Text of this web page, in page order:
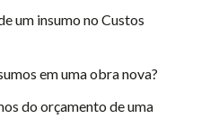
um insumo no Custos
em uma obra nova?
do orçamento de uma